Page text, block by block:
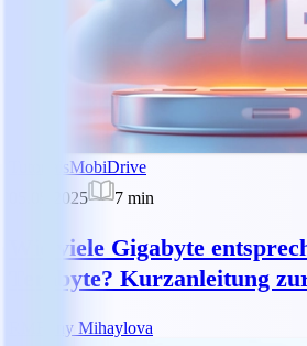
TutorialsMobiDrive
05.05.2025
7 min
Wie viele Gigabyte
Terabyte? Kurzanleitung
Reny Mihaylova